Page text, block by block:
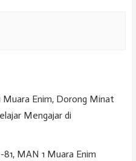
Muara Enim, Dorong Minat
Mengajar di
MAN 1 Muara Enim